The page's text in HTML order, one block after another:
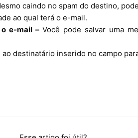
caindo no spam do destino,
ao qual terá o e-mail.
e-mail – Você pode salvar uma
ao destinatário inserido no campo